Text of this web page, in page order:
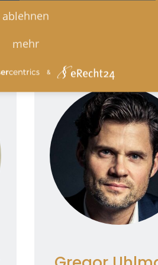
Powered by
Consent
Platform
ablehnen
mehr
&